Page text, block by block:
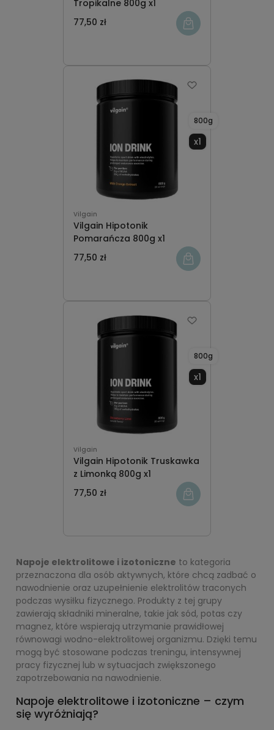
Tropikalne 800g x1
77,50 zł
Vilgain
Vilgain Hipotonik
Pomarańcza 800g x1
800g
x1
77,50 zł
Vilgain
Vilgain Hipotonik Truskawka
z Limonką 800g x1
800g
x1
77,50 zł
Napoje elektrolitowe i izotoniczne to kategoria
przeznaczona dla osób aktywnych, które chcą zadbać o
nawodnienie oraz uzupełnienie elektrolitów traconych
podczas wysiłku fizycznego. Produkty z tej grupy
zawierają składniki mineralne, takie jak sód, potas czy
magnez, które wspierają utrzymanie prawidłowej
równowagi wodno-elektrolitowej organizmu. Dzięki temu
mogą być stosowane podczas treningu, intensywnej
pracy fizycznej lub w sytuacjach zwiększonego
zapotrzebowania na nawodnienie.
Napoje elektrolitowe i izotoniczne – czym
się wyróżniają?